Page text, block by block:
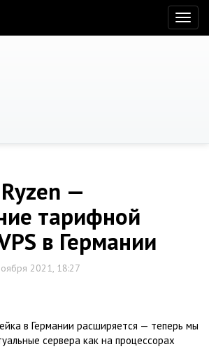
—
тарифной
в Германии
2021, 18:27
в Германии расширяется — теперь мы
сервера как на процессорах